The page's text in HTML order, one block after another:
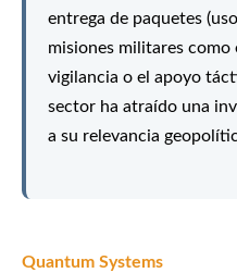
entrega de paquetes
misiones militares
vigilancia o el apoyo
sector ha atraído una
a su relevancia
Quantum Systems